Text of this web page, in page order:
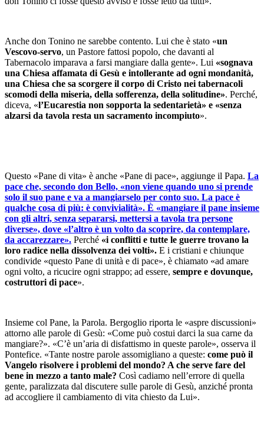
Anche don Tonino ne sarebbe contento. Lui che è stato «un
Vescovo-servo, un Pastore fattosi popolo, che davanti al
Tabernacolo imparava a farsi mangiare dalla gente». Lui «sognava
una Chiesa affamata di Gesù e intollerante ad ogni mondanità,
una Chiesa che sa scorgere il corpo di Cristo nei tabernacoli
scomodi della miseria, della sofferenza, della solitudine». Perché,
diceva, «l’Eucarestia non sopporta la sedentarietà» e «senza
alzarsi da tavola resta un sacramento incompiuto».
Questo «Pane di vita» è anche «Pane di pace», aggiunge il Papa. La
pace che, secondo don Bello, «non viene quando uno si prende
solo il suo pane e va a mangiarselo per conto suo. La pace è
qualche cosa di più: è convivialità». È «mangiare il pane insieme
con gli altri, senza separarsi, mettersi a tavola tra persone
diverse», dove «l’altro è un volto da scoprire, da contemplare,
da accarezzare». Perché «i conflitti e tutte le guerre trovano la
loro radice nella dissolvenza dei volti». E i cristiani e chiunque
condivide «questo Pane di unità e di pace», è chiamato «ad amare
ogni volto, a ricucire ogni strappo; ad essere, sempre e dovunque,
costruttori di pace».
Insieme col Pane, la Parola. Bergoglio riporta le «aspre discussioni»
attorno alle parole di Gesù: «Come può costui darci la sua carne da
mangiare?». «C’è un’aria di disfattismo in queste parole», osserva il
Pontefice. «Tante nostre parole assomigliano a queste: come può il
Vangelo risolvere i problemi del mondo? A che serve fare del
bene in mezzo a tanto male? Così cadiamo nell’errore di quella
gente, paralizzata dal discutere sulle parole di Gesù, anziché pronta
ad accogliere il cambiamento di vita chiesto da Lui».